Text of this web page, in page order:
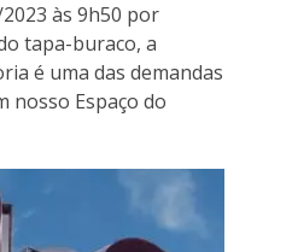
às 9h50 por
tapa-buraco, a
é uma das demandas
nosso Espaço do